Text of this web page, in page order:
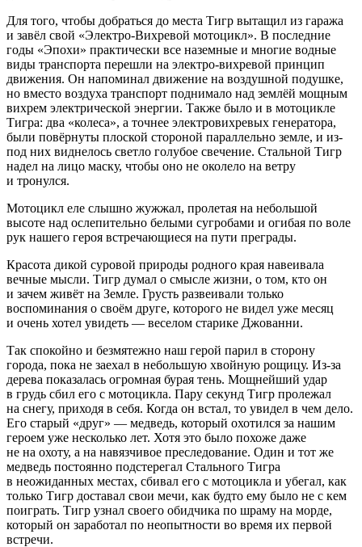
Для того, чтобы добраться до места Тигр вытащил из гаража
и завёл свой «Электро-Вихревой мотоцикл». В последние
годы «Эпохи» практически все наземные и многие водные
виды транспорта перешли на электро-вихревой принцип
движения. Он напоминал движение на воздушной подушке,
но вместо воздуха транспорт поднимало над землёй мощным
вихрем электрической энергии. Также было и в мотоцикле
Тигра: два «колеса», а точнее электровихревых генератора,
были повёрнуты плоской стороной параллельно земле, и из-
под них виднелось светло голубое свечение. Стальной Тигр
надел на лицо маску, чтобы оно не околело на ветру
и тронулся.
Мотоцикл еле слышно жужжал, пролетая на небольшой
высоте над ослепительно белыми сугробами и огибая по воле
рук нашего героя встречающиеся на пути преграды.
Красота дикой суровой природы родного края навеивала
вечные мысли. Тигр думал о смысле жизни, о том, кто он
и зачем живёт на Земле. Грусть развеивали только
воспоминания о своём друге, которого не видел уже месяц
и очень хотел увидеть — веселом старике Джованни.
Так спокойно и безмятежно наш герой парил в сторону
города, пока не заехал в небольшую хвойную рощицу. Из-за
дерева показалась огромная бурая тень. Мощнейший удар
в грудь сбил его с мотоцикла. Пару секунд Тигр пролежал
на снегу, приходя в себя. Когда он встал, то увидел в чем дело.
Его старый «друг» — медведь, который охотился за нашим
героем уже несколько лет. Хотя это было похоже даже
не на охоту, а на навязчивое преследование. Один и тот же
медведь постоянно подстерегал Стального Тигра
в неожиданных местах, сбивал его с мотоцикла и убегал, как
только Тигр доставал свои мечи, как будто ему было не с кем
поиграть. Тигр узнал своего обидчика по шраму на морде,
который он заработал по неопытности во время их первой
встречи.